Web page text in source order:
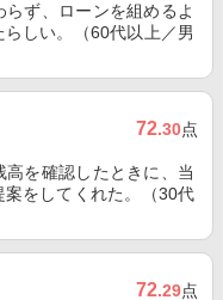
ず、ローンを組めるよ
しい。（60代以上／男
72.30点
を確認したときに、当
をしてくれた。（30代
72.29点